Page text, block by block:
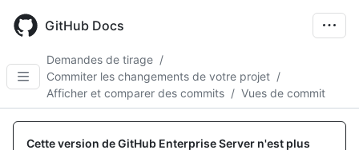
main
GitHub Docs
Demandes de tirage /
Commiter les changements de votre projet /
Afficher et comparer des commits / Vues de commit
Cette version de GitHub Enterprise Server n'est plus